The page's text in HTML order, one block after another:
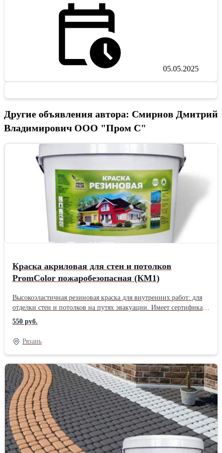
05.05.2025
Другие объявления автора: Смирнов Дмитрий
Владимирович ООО "Пром С"
Краска акриловая для стен и потолков
PromColor пожаробезопасная (КМ1)
Высокоэластичная резиновая краска для внутренних работ: для
отделки стен и потолков на путях эвакуации. Имеет сертификат
пожарной безопасности с классом КМ 1. Жидкая резиновая
краска выдерживает растрескивание основания до 1,5мм без
повреждения лицевого слоя (устойчива к вибрационным
нагрузкам), обладает прекрасной укрывистостью,
паропроницаемостью, пыле- грязеотталкивающим эффектом,
моется щелочными растворами без потери декоративного вида,
не выгорает и не содержит растворителей. Применяется для
окраски фасадов зданий, помещений с высокой влажностью,
поверхностей из гипсокартона (не растрескивается на стыках),
для окраски и гидроизоляции битумных, металлических и
оцинкованных кровель, бассейнов и искусственных водоемов,
для защиты бетонных полов подвергающихся средним
пешеходным нагрузкам, как защитно-декоративное покрытие на
спортивных площадках, теннисных кортах, покрытиях из
550 руб.
Рязань